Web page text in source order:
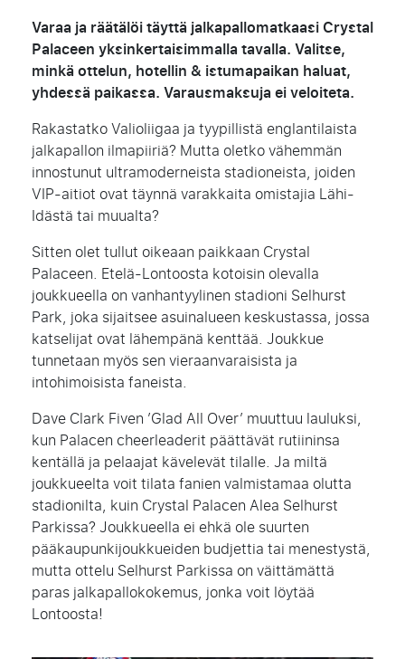
Varaa ja räätälöi täyttä jalkapallomatkaasi Crystal
Palaceen yksinkertaisimmalla tavalla. Valitse,
minkä ottelun, hotellin & istumapaikan haluat,
yhdessä paikassa. Varausmaksuja ei veloiteta.
Rakastatko Valioliigaa ja tyypillistä englantilaista
jalkapallon ilmapiiriä? Mutta oletko vähemmän
innostunut ultramoderneista stadioneista, joiden
VIP-aitiot ovat täynnä varakkaita omistajia Lähi-
Idästä tai muualta?
Sitten olet tullut oikeaan paikkaan Crystal
Palaceen. Etelä-Lontoosta kotoisin olevalla
joukkueella on vanhantyylinen stadioni Selhurst
Park, joka sijaitsee asuinalueen keskustassa, jossa
katselijat ovat lähempänä kenttää. Joukkue
tunnetaan myös sen vieraanvaraisista ja
intohimoisista faneista.
Dave Clark Fiven ’Glad All Over’ muuttuu lauluksi,
kun Palacen cheerleaderit päättävät rutiininsa
kentällä ja pelaajat kävelevät tilalle. Ja miltä
joukkueelta voit tilata fanien valmistamaa olutta
stadionilta, kuin Crystal Palacen Alea Selhurst
Parkissa? Joukkueella ei ehkä ole suurten
pääkaupunkijoukkueiden budjettia tai menestystä,
mutta ottelu Selhurst Parkissa on väittämättä
paras jalkapallokokemus, jonka voit löytää
Lontoosta!